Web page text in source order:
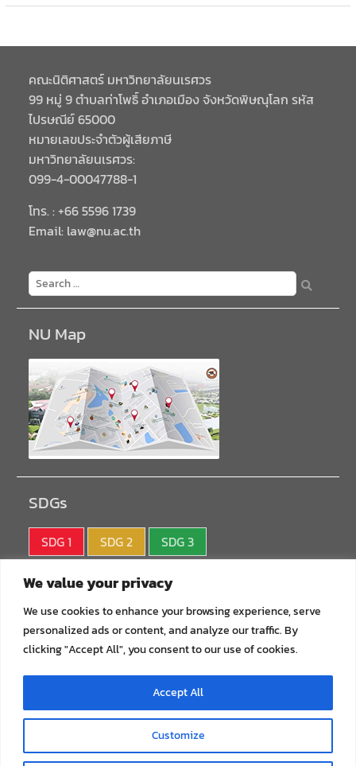
We value your privacy
We use cookies to enhance your browsing experience, serve
personalized ads or content, and analyze our traffic. By
clicking "Accept All", you consent to our use of cookies.
Customize
Accept All
คณะนิติศาสตร์ มหาวิทยาลัยนเรศวร
99 หมู่ 9 ตำบลท่าโพธิ์ อำเภอเมือง จังหวัดพิษณุโลก รหัส
ไปรษณีย์ 65000
หมายเลขประจำตัวผู้เสียภาษี
มหาวิทยาลัยนเรศวร:
099-4-00047788-1
โทร. : +66 5596 1739
Email: law@nu.ac.th
NU Map
SDGs
SDG 1 SDG 2
SDG 3
SDG 4
SDG 7
SDG 8
SDG 9
SDG10
SDG11
SDG12
SDG13
SDG14
SDG15